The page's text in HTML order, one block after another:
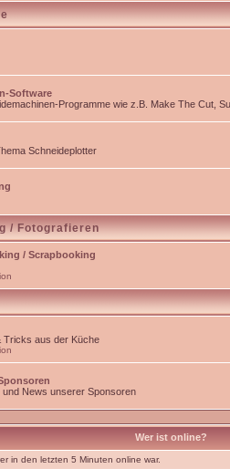
Software
Programme wie z.B. Make The Cut,
Schneideplotter
/ Fotografieren
/ Scrapbooking
Tricks aus der Küche
und News unserer Sponsoren
Wer ist online?
in den letzten 5 Minuten online war.